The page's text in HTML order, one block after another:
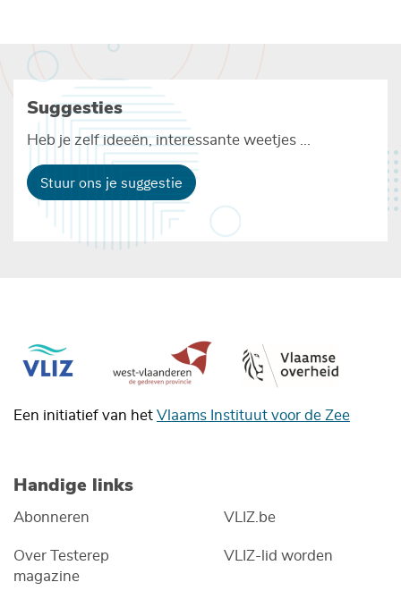
Suggesties
Heb je zelf ideeën, interessante weetjes ...
Stuur ons je suggestie
Een initiatief van het Vlaams Instituut voor de Zee
Handige links
Abonneren
Over Testerep
magazine
VLIZ.be
VLIZ-lid worden